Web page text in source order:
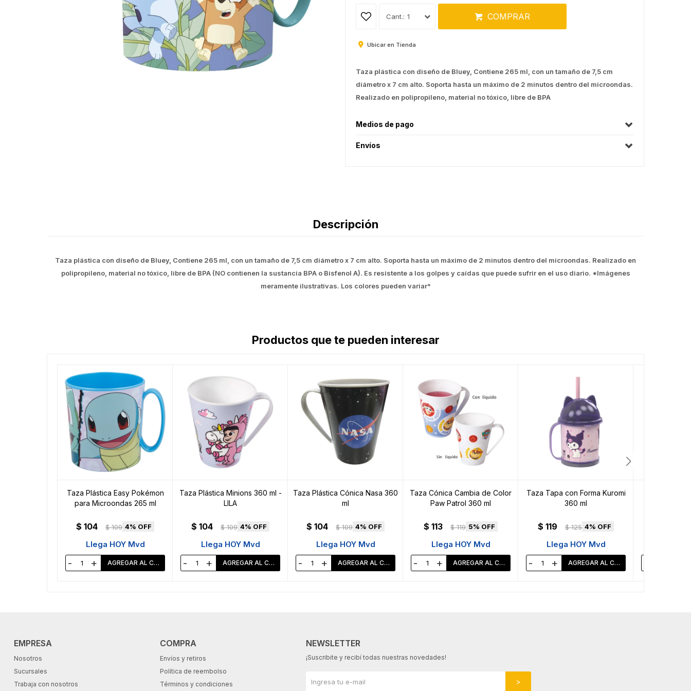
1 COMPRAR
Ubicar en Tienda
Taza plástica con diseño de Bluey, Contiene 265 ml, con un tamaño de 7,5 cm
diámetro x 7 cm alto. Soporta hasta un máximo de 2 minutos dentro del microondas.
Realizado en polipropileno, material no tóxico, libre de BPA
Medios de pago
Envíos
Descripción
Taza plástica con diseño de Bluey, Contiene 265 ml, con un tamaño de 7,5 cm diámetro x 7 cm alto. Soporta hasta un máximo de 2 minutos dentro del microondas. Realizado en
polipropileno, material no tóxico, libre de BPA (NO contienen la sustancia BPA o Bisfenol A). Es resistente a los golpes y caídas que puede sufrir en el uso diario. *Imágenes
meramente ilustrativas. Los colores pueden variar*
Productos que te pueden interesar
Taza Plástica Easy Pokémon
para Microondas 265 ml
$ 104 $ 109 4
Llega HOY Mvd
- +
Taza Plástica Minions 360 ml -
LILA
$ 104 $ 109 4
Llega HOY Mvd
- +
Taza Plástica Cónica Nasa 360
ml
$ 104 $ 109 4
Llega HOY Mvd
- +
Taza Cónica Cambia de Color
Paw Patrol 360 ml
$ 113 $ 119 5
Llega HOY Mvd
- +
Taza Tapa con Forma Kuromi
360 ml
$ 119 $ 125 4
Llega HOY Mvd
- +
EMPRESA
Nosotros
Sucursales
Trabaja con nosotros
COMPRA
Envíos y retiros
Política de reembolso
Términos y condiciones
NEWSLETTER
¡Suscribite y recibí todas nuestras novedades!